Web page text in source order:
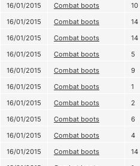
16/01/2015
Combat boots 10
16/01/2015
Combat boots 14
16/01/2015
Combat boots 14
16/01/2015
Combat boots 5
16/01/2015
Combat boots 9
16/01/2015
Combat boots 1
16/01/2015
Combat boots 2
16/01/2015
Combat boots 6
16/01/2015
Combat boots 4
16/01/2015
Combat boots 14